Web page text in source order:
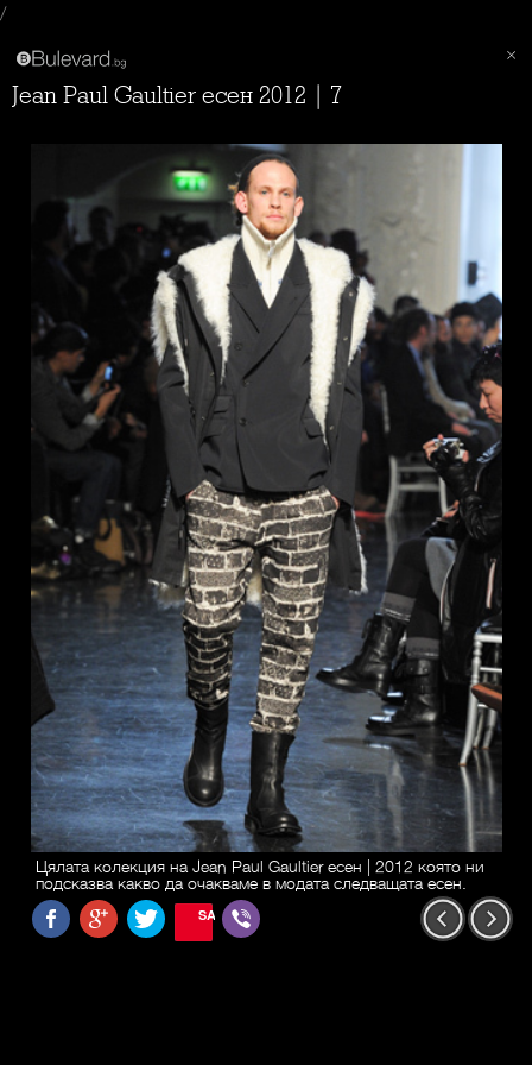
/
Jean Paul Gaultier есен 2012 | 7
Цялата колекция на Jean Paul Gaultier есен | 2012 която ни
подсказва какво да очакваме в модата следващата есен.
SAVE